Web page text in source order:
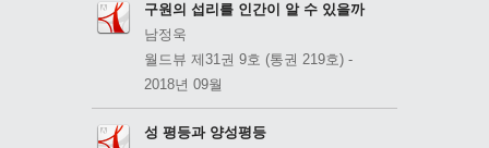
구원의 섭리를 인간이 알 수 있을까
남정욱
월드뷰 제31권 9호 (통권 219호) -
2018년 09월
성 평등과 양성평등